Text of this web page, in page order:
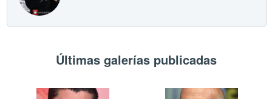
Últimas galerías publicadas